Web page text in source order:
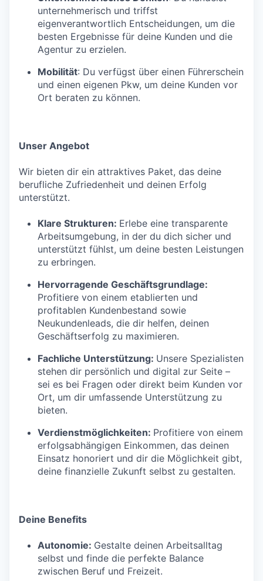
unternehmerisch und triffst
eigenverantwortlich Entscheidungen, um die
besten Ergebnisse für deine Kunden und die
Agentur zu erzielen.
Mobilität: Du verfügst über einen Führerschein
und einen eigenen Pkw, um deine Kunden vor
Ort beraten zu können.
Unser Angebot
Wir bieten dir ein attraktives Paket, das deine
berufliche Zufriedenheit und deinen Erfolg
unterstützt.
Klare Strukturen: Erlebe eine transparente
Arbeitsumgebung, in der du dich sicher und
unterstützt fühlst, um deine besten Leistungen
zu erbringen.
Hervorragende Geschäftsgrundlage:
Profitiere von einem etablierten und
profitablen Kundenbestand sowie
Neukundenleads, die dir helfen, deinen
Geschäftserfolg zu maximieren.
Fachliche Unterstützung: Unsere Spezialisten
stehen dir persönlich und digital zur Seite –
sei es bei Fragen oder direkt beim Kunden vor
Ort, um dir umfassende Unterstützung zu
bieten.
Verdienstmöglichkeiten: Profitiere von einem
erfolgsabhängigen Einkommen, das deinen
Einsatz honoriert und dir die Möglichkeit gibt,
deine finanzielle Zukunft selbst zu gestalten.
Deine Benefits
Autonomie: Gestalte deinen Arbeitsalltag
selbst und finde die perfekte Balance
zwischen Beruf und Freizeit.